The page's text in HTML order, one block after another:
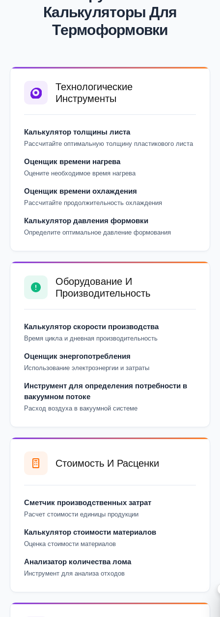
Калькуляторы Для
Термоформовки
Технологические
Инструменты
Калькулятор толщины листа
Рассчитайте оптимальную толщину пластикового листа
Оценщик времени нагрева
Оцените необходимое время нагрева
Оценщик времени охлаждения
Рассчитайте продолжительность охлаждения
Калькулятор давления формовки
Определите оптимальное давление формования
Оборудование И
Производительность
Калькулятор скорости производства
Время цикла и дневная производительность
Оценщик энергопотребления
Использование электроэнергии и затраты
Инструмент для определения потребности в
вакуумном потоке
Расход воздуха в вакуумной системе
Стоимость И Расценки
Сметчик производственных затрат
Расчет стоимости единицы продукции
Калькулятор стоимости материалов
Оценка стоимости материалов
Анализатор количества лома
Инструмент для анализа отходов